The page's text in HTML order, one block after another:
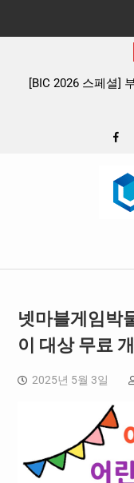
스티벌 출품 인디 리듬
넷마블게임박
이 대상 무료
2025년 5월 3일